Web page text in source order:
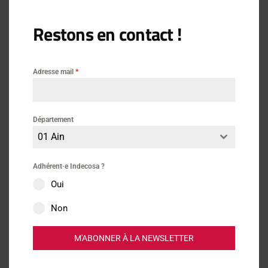
Journaux Indecosa
Lire aussi
Restons en contact !
Adresse mail *
Département
01 Ain
Adhérent·e Indecosa ?
Oui
Non
M'ABONNER À LA NEWSLETTER